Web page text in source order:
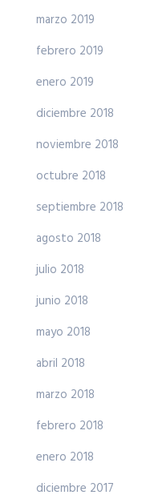
marzo 2019
febrero 2019
enero 2019
diciembre 2018
noviembre 2018
octubre 2018
septiembre 2018
agosto 2018
julio 2018
junio 2018
mayo 2018
abril 2018
marzo 2018
febrero 2018
enero 2018
diciembre 2017